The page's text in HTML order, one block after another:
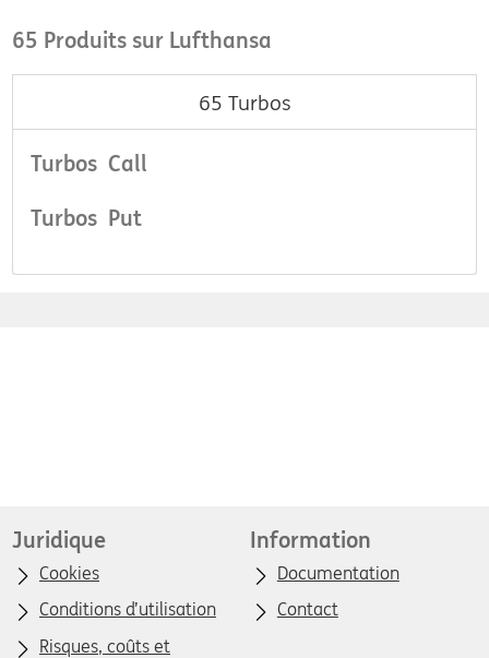
65 Produits sur Lufthansa
65 Turbos
Turbos Call
Turbos Put
Juridique
Cookies
Conditions d’utilisation
Risques, coûts et
Information
Documentation
Contact